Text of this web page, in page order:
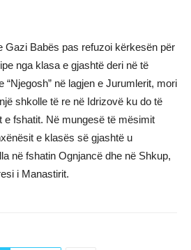
Gazi Babës pas refuzoi kërkesën për
nga klasa e gjashtë deri në të
“Njegosh” në lagjen e Jurumlerit, mori
shkolle të re në Idrizovë ku do të
e fshatit. Në mungesë të mësimit
e klasës së gjashtë u
në fshatin Ognjancë dhe në Shkup,
i Manastirit.